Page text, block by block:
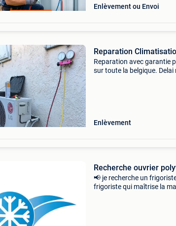
Enlèvement ou Envoi
Reparation
Reparation avec garantie
sur toute la belgique.
Enlèvement
Recherche ouvrier
📢 je recherche un
frigoriste qui maîtrise la